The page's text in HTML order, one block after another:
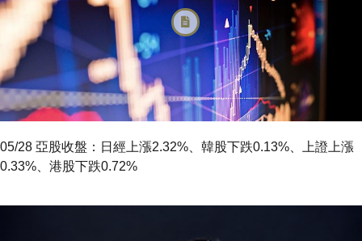
05/28 亞股收盤：日經上漲2.32%、韓股下跌0.13%、上證上漲
0.33%、港股下跌0.72%